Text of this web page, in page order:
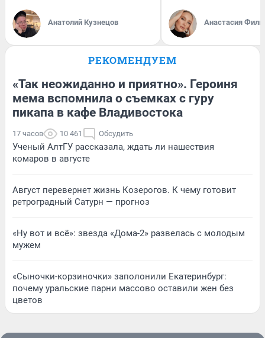
Анатолий Кузнецов Анастасия
РЕКОМЕНДУЕМ
«Так неожиданно и приятно». Героиня
мема вспомнила о съемках с гуру
пикапа в кафе Владивостока
17 часов 10 461 Обсудить
Ученый АлтГУ рассказала, ждать ли нашествия
комаров в августе
Август перевернет жизнь Козерогов. К чему готовит
ретроградный Сатурн — прогноз
«Ну вот и всё»: звезда «Дома-2» развелась с молодым
мужем
«Сыночки-корзиночки» заполонили Екатеринбург:
почему уральские парни массово оставили жен без
цветов